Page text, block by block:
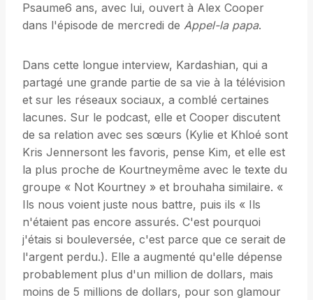
Psaume6 ans, avec lui, ouvert à Alex Cooper
dans l'épisode de mercredi de Appel-la papa.
Dans cette longue interview, Kardashian, qui a
partagé une grande partie de sa vie à la télévision
et sur les réseaux sociaux, a comblé certaines
lacunes. Sur le podcast, elle et Cooper discutent
de sa relation avec ses sœurs (Kylie et Khloé sont
Kris Jennersont les favoris, pense Kim, et elle est
la plus proche de Kourtneymême avec le texte du
groupe « Not Kourtney » et brouhaha similaire. «
Ils nous voient juste nous battre, puis ils « Ils
n'étaient pas encore assurés. C'est pourquoi
j'étais si bouleversée, c'est parce que ce serait de
l'argent perdu.). Elle a augmenté qu'elle dépense
probablement plus d'un million de dollars, mais
moins de 5 millions de dollars, pour son glamour